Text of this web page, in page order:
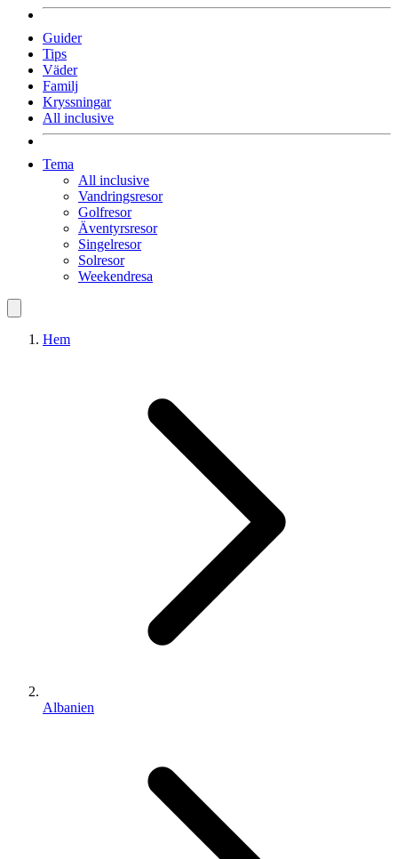
Guider
Tips
Väder
Familj
Kryssningar
All inclusive
Tema
All inclusive
Vandringsresor
Golfresor
Äventyrsresor
Singelresor
Solresor
Weekendresa
Hem
Albanien